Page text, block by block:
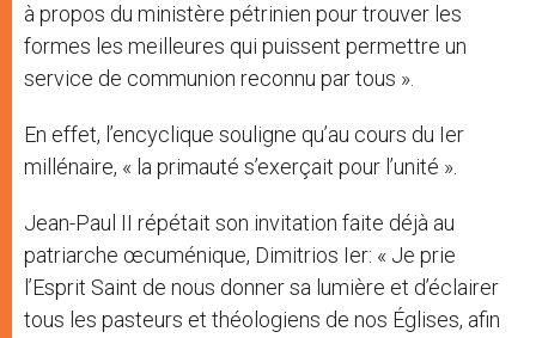
à propos du ministère pétrinien pour trouver les
formes les meilleures qui puissent permettre un
service de communion reconnu par tous ».
En effet, l’encyclique souligne qu’au cours du Ier
millénaire, « la primauté s’exerçait pour l’unité ».
Jean-Paul II répétait son invitation faite déjà au
patriarche œcuménique, Dimitrios Ier: « Je prie
l’Esprit Saint de nous donner sa lumière et d’éclairer
tous les pasteurs et théologiens de nos Églises, afin